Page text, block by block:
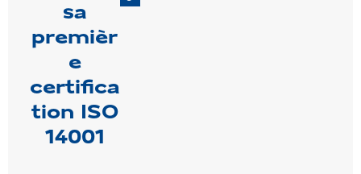
sa
premièr
e
certifica
tion ISO
14001